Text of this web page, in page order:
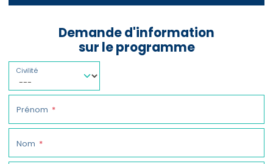
Demande d'information
sur le programme
Civilité
Prénom
Nom